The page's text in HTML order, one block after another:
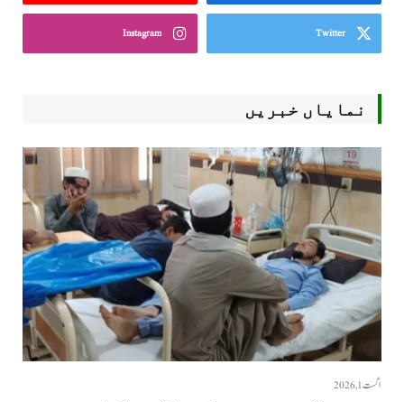
Twitter
Instagram
نمایاں خبریں
اگست 1, 2026